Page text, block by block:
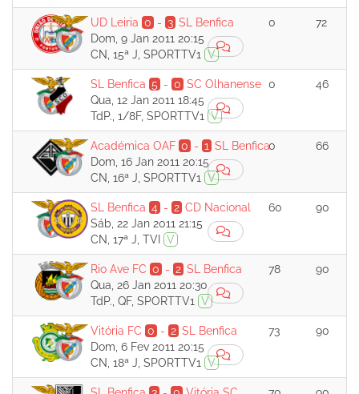
UD Leiria 0 - 3 SL Benfica
Dom, 9 Jan 2011 20:15
CN, 15ª J, SPORTTV1
V
0 72
SL Benfica 5 - 0 SC Olhanense
Qua, 12 Jan 2011 18:45
TdP., 1/8F, SPORTTV1
V
0 46
Académica OAF 0 - 1 SL Benfica
Dom, 16 Jan 2011 20:15
CN, 16ª J, SPORTTV1
V
0 66
SL Benfica 4- 2 CD Nacional
Sáb, 22 Jan 2011 21:15
CN, 17ª J, TVI
V
60 90
Rio Ave FC 0 - 2 SL Benfica
Qua, 26 Jan 2011 20:30
TdP., QF, SPORTTV1
V
78 90
Vitória FC 0 - 2 SL Benfica
Dom, 6 Fev 2011 20:15
CN, 18ª J, SPORTTV1
V
73 90